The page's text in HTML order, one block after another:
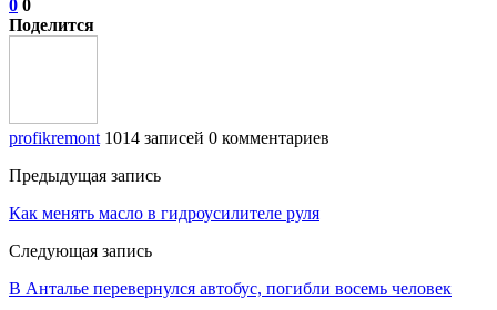
0 0
Поделится
profikremont 1014 записей 0 комментариев
Предыдущая запись
Как менять масло в гидроусилителе руля
Следующая запись
В Анталье перевернулся автобус, погибли восемь человек